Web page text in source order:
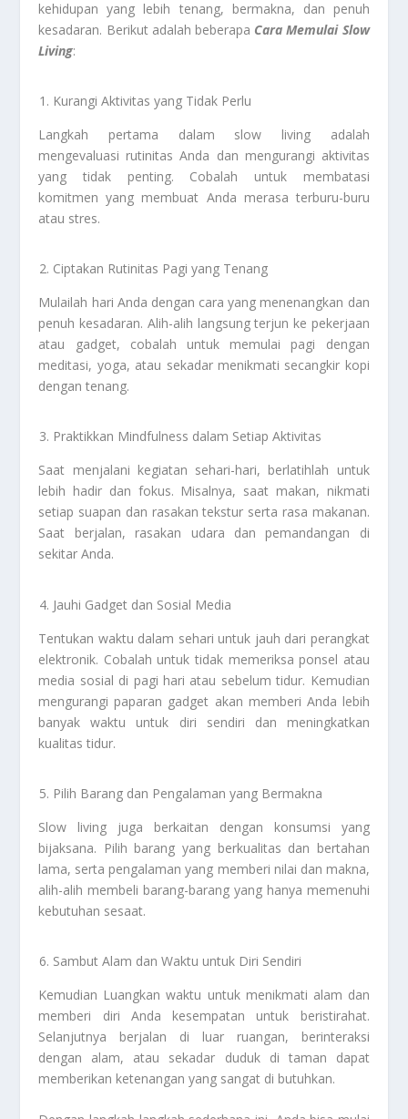
kehidupan yang lebih tenang, bermakna, dan penuh
kesadaran. Berikut adalah beberapa Cara Memulai Slow
Living:
Kurangi Aktivitas yang Tidak Perlu
Langkah pertama dalam slow living adalah
mengevaluasi rutinitas Anda dan mengurangi aktivitas
yang tidak penting. Cobalah untuk membatasi
komitmen yang membuat Anda merasa terburu-buru
atau stres.
Ciptakan Rutinitas Pagi yang Tenang
Mulailah hari Anda dengan cara yang menenangkan dan
penuh kesadaran. Alih-alih langsung terjun ke pekerjaan
atau gadget, cobalah untuk memulai pagi dengan
meditasi, yoga, atau sekadar menikmati secangkir kopi
dengan tenang.
Praktikkan Mindfulness dalam Setiap Aktivitas
Saat menjalani kegiatan sehari-hari, berlatihlah untuk
lebih hadir dan fokus. Misalnya, saat makan, nikmati
setiap suapan dan rasakan tekstur serta rasa makanan.
Saat berjalan, rasakan udara dan pemandangan di
sekitar Anda.
Jauhi Gadget dan Sosial Media
Tentukan waktu dalam sehari untuk jauh dari perangkat
elektronik. Cobalah untuk tidak memeriksa ponsel atau
media sosial di pagi hari atau sebelum tidur. Kemudian
mengurangi paparan gadget akan memberi Anda lebih
banyak waktu untuk diri sendiri dan meningkatkan
kualitas tidur.
Pilih Barang dan Pengalaman yang Bermakna
Slow living juga berkaitan dengan konsumsi yang
bijaksana. Pilih barang yang berkualitas dan bertahan
lama, serta pengalaman yang memberi nilai dan makna,
alih-alih membeli barang-barang yang hanya memenuhi
kebutuhan sesaat.
Sambut Alam dan Waktu untuk Diri Sendiri
Kemudian Luangkan waktu untuk menikmati alam dan
memberi diri Anda kesempatan untuk beristirahat.
Selanjutnya berjalan di luar ruangan, berinteraksi
dengan alam, atau sekadar duduk di taman dapat
memberikan ketenangan yang sangat di butuhkan.